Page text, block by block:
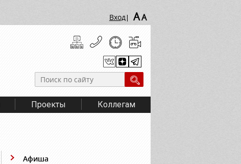
Вход| AA
Проекты Коллегам
Афиша